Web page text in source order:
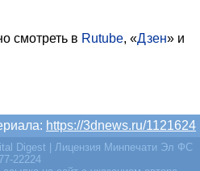
смотреть в Rutube, «Дзен» и
https://3dnews.ru/1121624
Digest | Лицензия Минпечати Эл ФС
77-22224